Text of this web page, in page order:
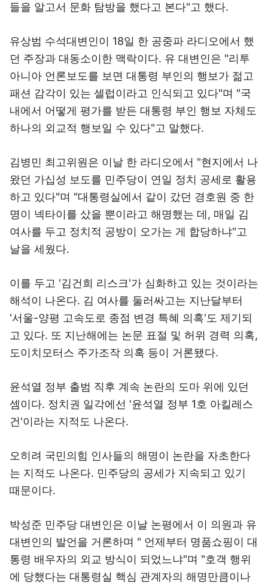
들을 알고서 문화 탐방을 했다고 본다"고 했다.
유상범 수석대변인이 18일 한 공중파 라디오에서 했
던 주장과 대동소이한 맥락이다. 유 대변인은 "리투
아니아 언론보도를 보면 대통령 부인의 행보가 젊고
패션 감각이 있는 셀럽이라고 인식되고 있다"며 "국
내에서 어떻게 평가를 받든 대통령 부인 행보 자체도
하나의 외교적 행보일 수 있다"고 말했다.
김병민 최고위원은 이날 한 라디오에서 "현지에서 나
왔던 가십성 보도를 민주당이 연일 정치 공세로 활용
하고 있다"며 "대통령실에서 같이 갔던 경호원 중 한
명이 넥타이를 샀을 뿐이라고 해명했는 데, 매일 김
여사를 두고 정치적 공방이 오가는 게 합당하냐"고
날을 세웠다.
이를 두고 '김건희 리스크'가 심화하고 있는 것이라는
해석이 나온다. 김 여사를 둘러싸고는 지난달부터
'서울-양평 고속도로 종점 변경 특혜 의혹'도 제기되
고 있다. 또 지난해에는 논문 표절 및 허위 경력 의혹,
도이치모터스 주가조작 의혹 등이 거론됐다.
윤석열 정부 출범 직후 계속 논란의 도마 위에 있던
셈이다. 정치권 일각에선 '윤석열 정부 1호 아킬레스
건'이라는 지적도 나온다.
오히려 국민의힘 인사들의 해명이 논란을 자초한다
는 지적도 나온다. 민주당의 공세가 지속되고 있기
때문이다.
박성준 민주당 대변인은 이날 논평에서 이 의원과 유
대변인의 발언을 거론하며 " 언제부터 명품쇼핑이 대
통령 배우자의 외교 방식이 되었느냐"며 "호객 행위
에 당했다는 대통령실 핵심 관계자의 해명만큼이나